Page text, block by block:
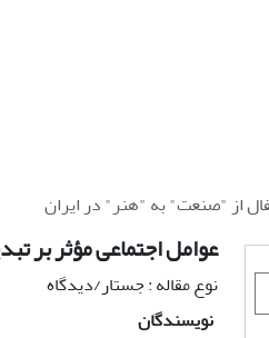
از "صنعت" به "هنر" در ایران
عوامل اجتماعی مؤثر بر
نوع مقاله : جستار/دیدگاه
نویسندگان